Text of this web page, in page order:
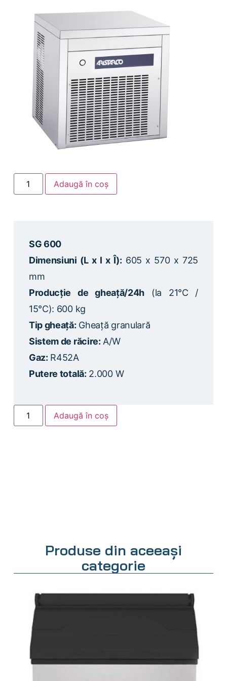
Adaugă în coș
SG 600
Dimensiuni (L x l x Î): 605 x 570 x 725
mm
Producție de gheață/24h (la 21°C /
15°C): 600 kg
Tip gheață: Gheață granulară
Sistem de răcire: A/W
Gaz: R452A
Putere totală: 2.000 W
Adaugă în coș
Produse din aceeași
categorie